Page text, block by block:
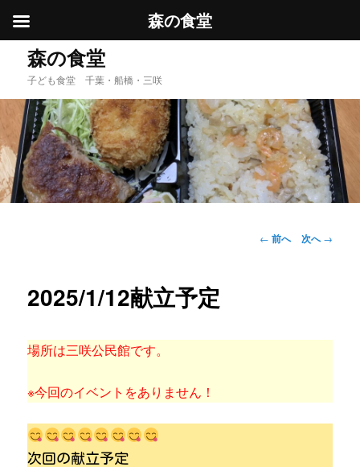
コ
テ
ン
ツ
へ
移
森の食堂
子ども食堂 千葉・船橋・三咲
投
シ
← 前へ 次へ→
2025/1/12献立予定
場所は三咲公民館です。
※今回のイベントをありません！
次回の献立予定
森の食堂